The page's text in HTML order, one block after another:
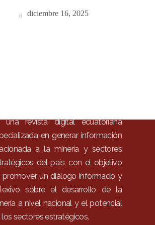
diciembre 16, 2025
una revista digital ecuatoriana
en generar información
a la minería y sectores
del país, con el objetivo
promover un diálogo informado y
sobre el desarrollo de la
a nivel nacional y el potencial
sectores estratégicos.